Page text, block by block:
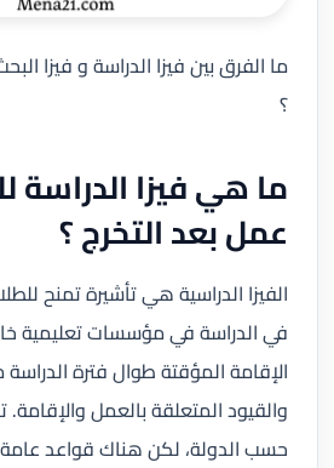
ما الفرق بين فيزا الدراسة و فيزا
؟
ما هي فيزا الدراسة
عمل بعد التخرج ؟
الفيزا الدراسية هي تأشيرة تمنح
في الدراسة في مؤسسات تعليمية
الإقامة المؤقتة طوال فترة
والقيود المتعلقة بالعمل
حسب الدولة، لكن هناك قواعد